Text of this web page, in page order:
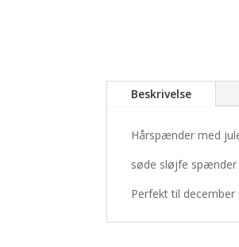
Beskrivelse
Hårspænder med
søde sløjfe
Perfekt til december